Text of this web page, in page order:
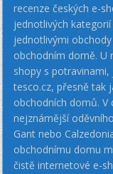
recenze českých e-
jednotlivých
jednotlivými
obchodním domě. U
shopy s
tesco.cz, přesně tak
obchodních domů. V
nejznámější
Gant nebo
obchodnímu domu
čistě internetové e-